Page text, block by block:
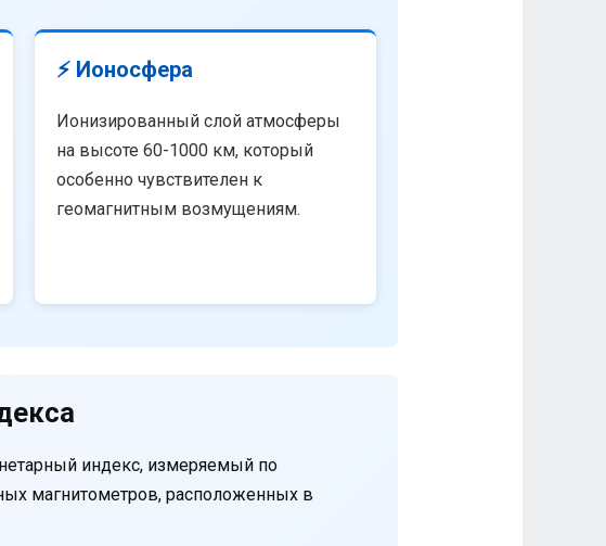
⚡ Ионосфера
Ионизированный слой атмосферы
на высоте 60-1000 км, который
особенно чувствителен к
геомагнитным возмущениям.
индекс, измеряемый по
магнитометров, расположенных в